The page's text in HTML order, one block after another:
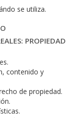
se utiliza.
PROPIEDAD
contenido y
de propiedad.